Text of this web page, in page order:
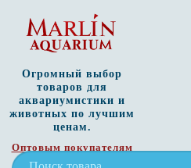
Огромный выбор
товаров для
аквариумистики и
животных по лучшим
ценам.
Оптовым покупателям